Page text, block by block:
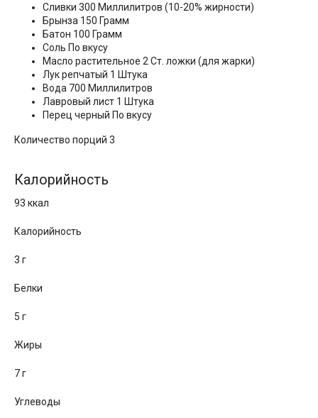
Сливки 300 Миллилитров (10-20% жирности)
Брынза 150 Грамм
Батон 100 Грамм
Соль По вкусу
Масло растительное 2 Ст. ложки (для жарки)
Лук репчатый 1 Штука
Вода 700 Миллилитров
Лавровый лист 1 Штука
Перец черный По вкусу
Количество порций 3
Калорийность
93 ккал
Калорийность
3 г
Белки
5 г
Жиры
7 г
Углеводы